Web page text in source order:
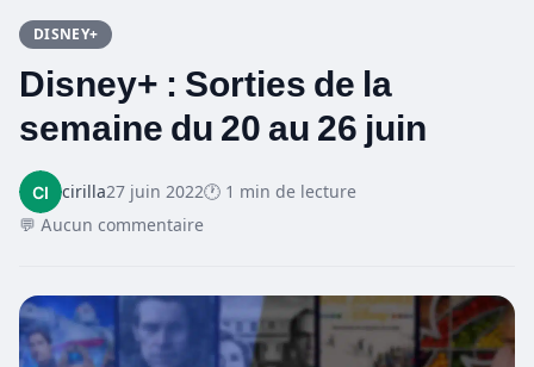
DISNEY+
Disney+ : Sorties de la
semaine du 20 au 26 juin
cirilla27 juin 2022🕐 1 min de lecture
💬 Aucun commentaire